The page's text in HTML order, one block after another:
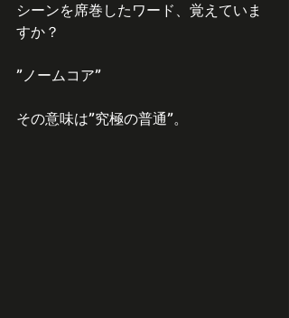
シーンを席巻したワード、覚えていま
すか？
”ノームコア”
その意味は”究極の普通”。